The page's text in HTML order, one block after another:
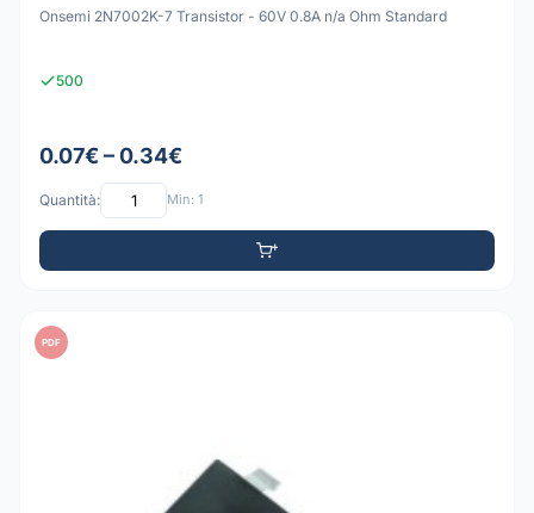
Onsemi 2N7002K-7 Transistor - 60V 0.8A n/a Ohm Standard
500
0.07€ – 0.34€
Quantità: Min: 1
PDF